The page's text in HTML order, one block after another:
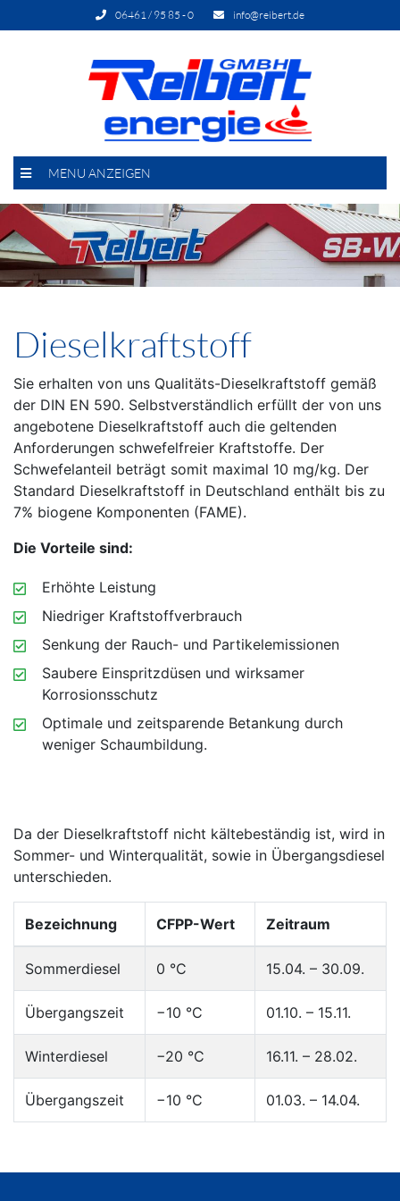
06461 / 95 85 - 0 info@reibert.de
MENU ANZEIGEN
Dieselkraftstoff
Sie erhalten von uns Qualitäts-Dieselkraftstoff gemäß
der DIN EN 590. Selbstverständlich erfüllt der von uns
angebotene Dieselkraftstoff auch die geltenden
Anforderungen schwefelfreier Kraftstoffe. Der
Schwefelanteil beträgt somit maximal 10 mg/kg. Der
Standard Dieselkraftstoff in Deutschland enthält bis zu
7% biogene Komponenten (FAME).
Die Vorteile sind:
Erhöhte Leistung
Niedriger Kraftstoffverbrauch
Senkung der Rauch- und Partikelemissionen
Saubere Einspritzdüsen und wirksamer
Korrosionsschutz
Optimale und zeitsparende Betankung durch
weniger Schaumbildung.
Da der Dieselkraftstoff nicht kältebeständig ist, wird in
Sommer- und Winterqualität, sowie in Übergangsdiesel
unterschieden.
Bezeichnung CFPP-Wert Zeitraum
Sommerdiesel 0 °C 15.04. – 30.09.
Übergangszeit −10 °C 01.10. – 15.11.
Winterdiesel −20 °C 16.11. – 28.02.
Übergangszeit −10 °C 01.03. – 14.04.